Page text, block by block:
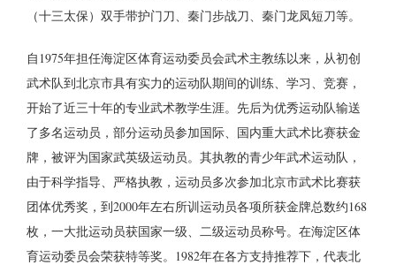
（十三太保）双手带护门刀、秦门步战刀、秦门龙凤短刀等。
自1975年担任海淀区体育运动委员会武术主教练以来，从初创
武术队到北京市具有实力的运动队期间的训练、学习、竞赛，
开始了近三十年的专业武术教学生涯。先后为优秀运动队输送
了多名运动员，部分运动员参加国际、国内重大武术比赛获金
牌，被评为国家武英级运动员。其执教的青少年武术运动队，
由于科学指导、严格执教，运动员多次参加北京市武术比赛获
团体优秀奖，到2000年左右所训运动员各项所获金牌总数约168
枚，一大批运动员获国家一级、二级运动员称号。在海淀区体
育运动委员会荣获特等奖。1982年在各方支持推荐下，代表北